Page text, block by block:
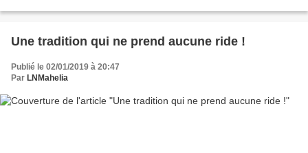
Une tradition qui ne prend aucune ride !
Publié le 02/01/2019 à 20:47
Par LNMahelia